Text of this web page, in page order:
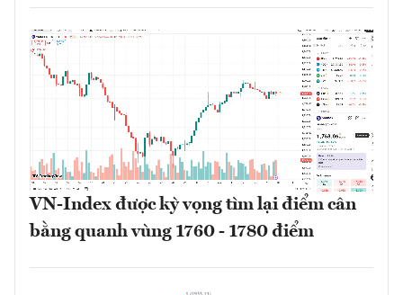
VN-Index được kỳ vọng tìm lại điểm cân
bằng quanh vùng 1760 - 1780 điểm